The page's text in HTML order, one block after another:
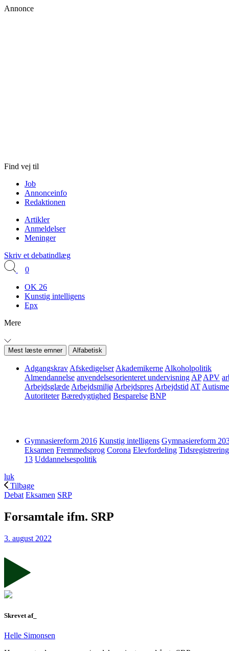
Annonce
Find vej til
Job
Annonceinfo
Redaktionen
Artikler
Anmeldelser
Meninger
Skriv et debatindlæg
0
OK 26
Kunstig intelligens
Epx
Mere
Mest læste emner Alfabetisk
Adgangskrav Afskedigelser Akademikerne Alkoholpolitik
Almendannelse anvendelsesorienteret undervisning AP APV
Arbejdsglæde Arbejdsmiljø Arbejdspres Arbejdstid AT Autisme
Autoriteter Bæredygtighed Besparelse BNP
Gymnasiereform 2016 Kunstig intelligens Gymnasiereform
Eksamen Fremmedsprog Corona Elevfordeling Tidsregistrering
13 Uddannelsespolitik
luk
Tilbage
Debat Eksamen SRP
Forsamtale ifm. SRP
3. august 2022
Skrevet af_
Helle Simonsen